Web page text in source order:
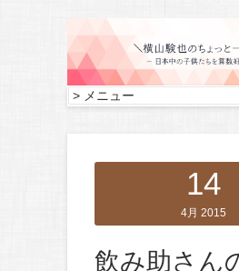
14
4月 2015
飲み助さん